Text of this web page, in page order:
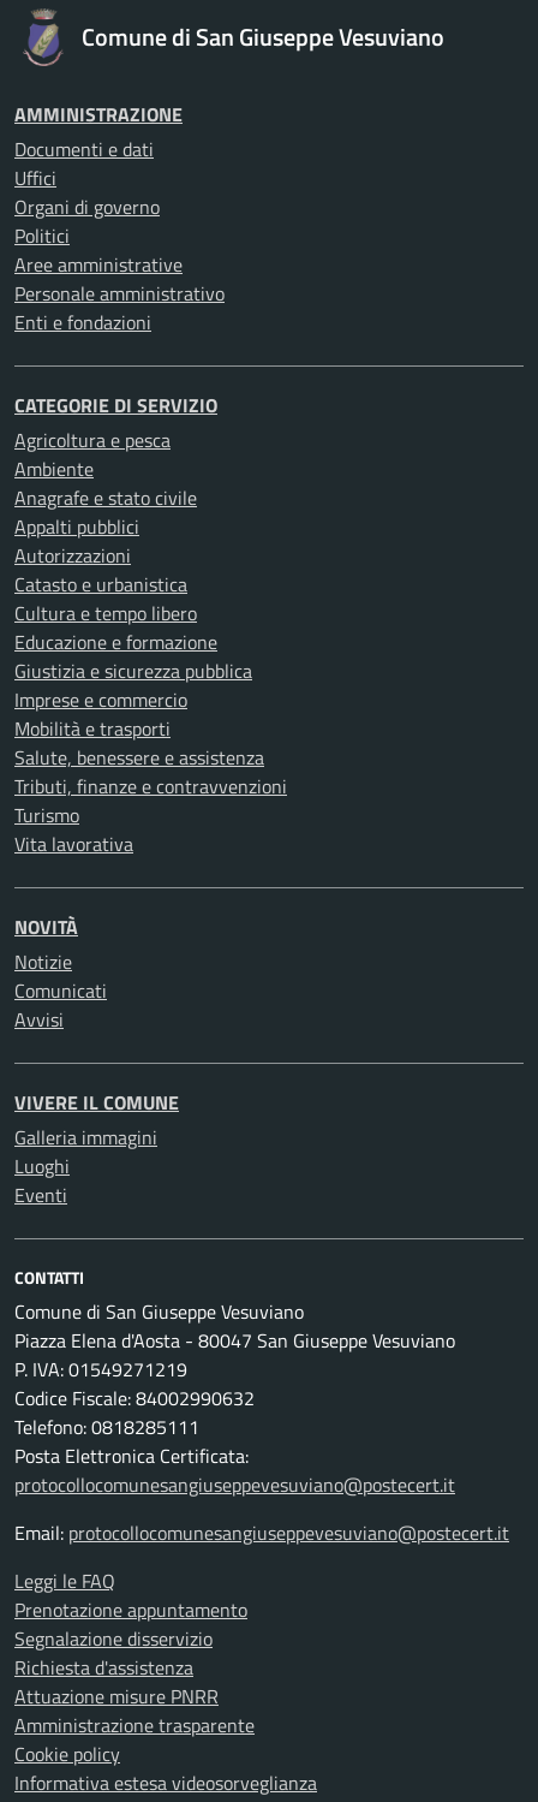
Comune di San Giuseppe Vesuviano
AMMINISTRAZIONE
Documenti e dati
Uffici
Organi di governo
Politici
Aree amministrative
Personale amministrativo
Enti e fondazioni
CATEGORIE DI SERVIZIO
Agricoltura e pesca
Ambiente
Anagrafe e stato civile
Appalti pubblici
Autorizzazioni
Catasto e urbanistica
Cultura e tempo libero
Educazione e formazione
Giustizia e sicurezza pubblica
Imprese e commercio
Mobilità e trasporti
Salute, benessere e assistenza
Tributi, finanze e contravvenzioni
Turismo
Vita lavorativa
NOVITÀ
Notizie
Comunicati
Avvisi
VIVERE IL COMUNE
Galleria immagini
Luoghi
Eventi
CONTATTI
Comune di San Giuseppe Vesuviano
Piazza Elena d'Aosta - 80047 San Giuseppe Vesuviano
P. IVA: 01549271219
Codice Fiscale: 84002990632
Telefono: 0818285111
Posta Elettronica Certificata:
protocollocomunesangiuseppevesuviano@postecert.it
Email: protocollocomunesangiuseppevesuviano@postecert.it
Leggi le FAQ
Prenotazione appuntamento
Segnalazione disservizio
Richiesta d'assistenza
Attuazione misure PNRR
Amministrazione trasparente
Cookie policy
Informativa estesa videosorveglianza